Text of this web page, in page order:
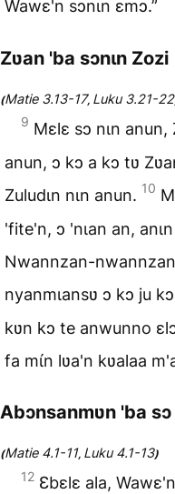
Wawɛ'n sɔnɩn ɛmɔ.”
Zʋan 'ba sɔnɩn Zozi
(Matie 3.13-17, Luku 3.21-22
9 Mɛlɛ sɔ nɩn anun,
anun, ɔ kɔ a kɔ tʋ
Zuludɩn nɩn anun. 10
'fite'n, ɔ 'nɩan an,
Nwannzan-
nyanmɩansʋ ɔ kɔ ju
kʋn kɔ te anwunno
fa mɩ́n lʋa'n kʋalaa
Abɔnsanmʋn 'ba sɔ
(Matie 4.1-11, Luku 4.1-13)
12 Ɛbɛlɛ ala,